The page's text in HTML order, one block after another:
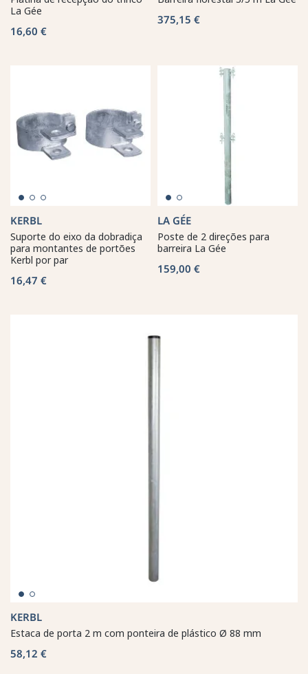
La Gée
16,60 €
375,15 €
KERBL
Suporte do eixo da dobradiça
para montantes de portões
Kerbl por par
16,47 €
LA GÉE
Poste de 2 direções para
barreira La Gée
159,00 €
KERBL
Estaca de porta 2 m com ponteira de plástico Ø 88 mm
58,12 €